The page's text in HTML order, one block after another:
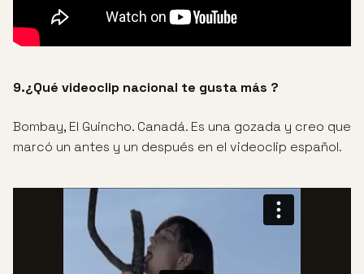
9.¿Qué videoclip nacional te gusta más ?
Bombay, El Guincho. Canadá. Es una gozada y creo que
marcó un antes y un después en el videoclip español.